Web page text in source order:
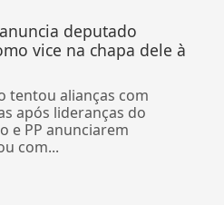
deputado
vice na chapa dele à
tentou alianças com
após lideranças do
e PP anunciarem
com...